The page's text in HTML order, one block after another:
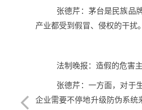
张德芹：茅台是民族品
产业都受到假冒、侵权的干扰。
法制晚报：造假的危害
张德芹：一方面，对于
企业需要不停地升级防伪系统